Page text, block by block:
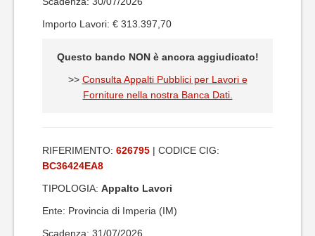
Importo Lavori: € 313.397,70
Questo bando NON è ancora aggiudicato!
>> Consulta Appalti Pubblici per Lavori e
Forniture nella nostra Banca Dati.
RIFERIMENTO: 626795 | CODICE CIG:
BC36424EA8
TIPOLOGIA: Appalto Lavori
Ente: Provincia di Imperia (IM)
Scadenza: 31/07/2026